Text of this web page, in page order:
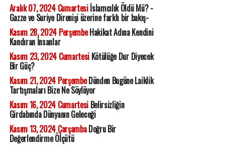
Aralık 07, 2024 Cumartesiİslamcılık Öldü Mü? -
Gazze ve Suriye Direnişi üzerine farklı bir bakış-
Kasım 28, 2024 PerşembeHakikat Adına Kendini
Kandıran İnsanlar
Kasım 23, 2024 CumartesiKötülüğe Dur Diyecek
Bir Güç?
Kasım 21, 2024 PerşembeDünden Bugüne Laiklik
Tartışmaları Bize Ne Söylüyor
Kasım 16, 2024 CumartesiBelirsizliğin
Girdabında Dünyanın Geleceği
Kasım 13, 2024 ÇarşambaDoğru Bir
Değerlendirme Ölçütü